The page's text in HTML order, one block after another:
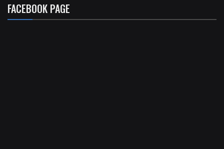
FACEBOOK PAGE